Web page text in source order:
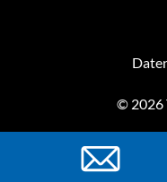
© 2026